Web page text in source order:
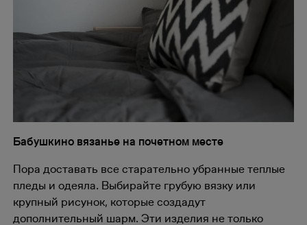
Бабушкино вязанье на почетном месте
Пора доставать все старательно убранные теплые
пледы и одеяла. Выбирайте грубую вязку или
крупный рисунок, которые создадут
дополнительный шарм. Эти изделия не только